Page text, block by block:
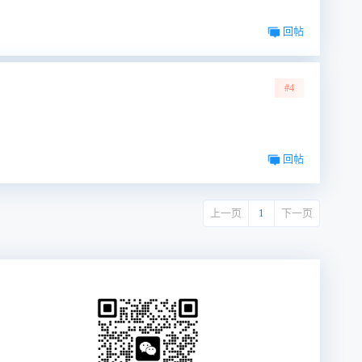
回帖
#4
回帖
上一页 1 下一页